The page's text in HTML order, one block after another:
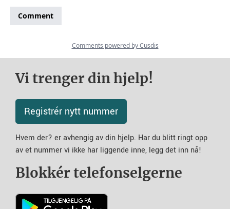
Vi trenger din hjelp!
Registrér nytt nummer
Hvem der? er avhengig av din hjelp. Har du blitt ringt opp
av et nummer vi ikke har liggende inne, legg det inn nå!
Blokkér telefonselgerne